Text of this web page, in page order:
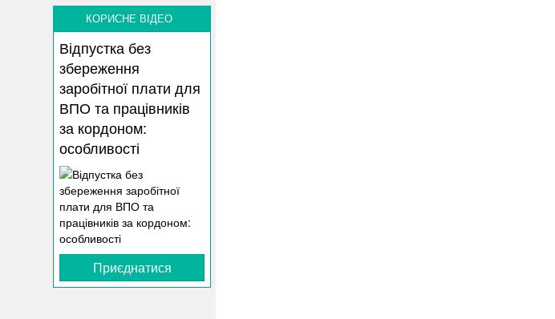
КОРИСНЕ ВІДЕО
Відпустка без
збереження
заробітної плати для
ВПО та працівників
за кордоном:
особливості
Приєднатися